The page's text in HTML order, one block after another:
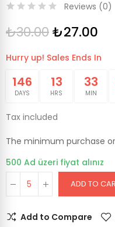
Reviews (0)
₺30.00₺27.00
Hurry up! Sales Ends In
146
DAYS
13
HRS
33
MIN
Tax included
The minimum purchase
500 Ad üzeri fiyat alınız
ADD TO
Add to Compare